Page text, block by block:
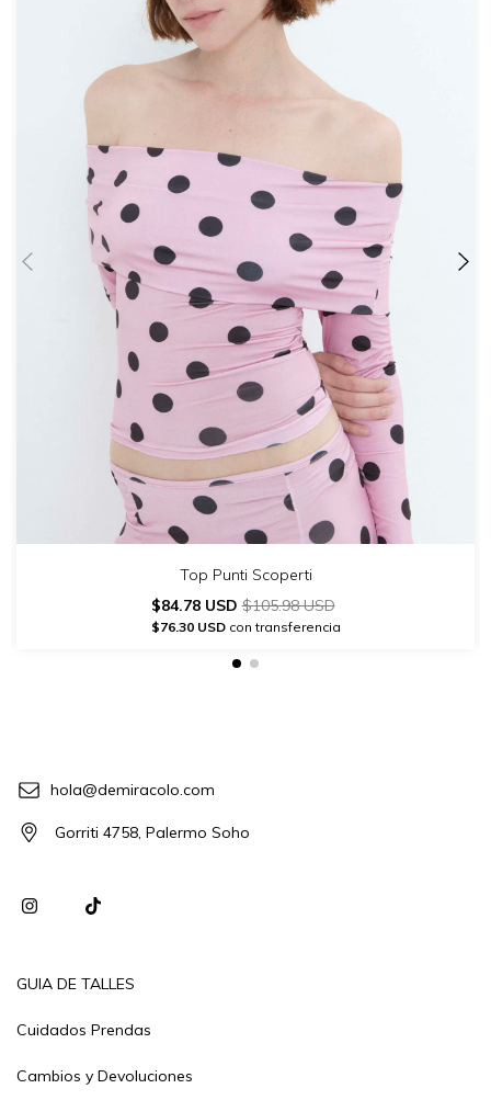
Top Punti Scoperti
$84.78 USD$105.98 USD
$76.30 USDcon transferencia
hola@demiracolo.com
Gorriti 4758, Palermo Soho
GUIA DE TALLES
Cuidados Prendas
Cambios y Devoluciones